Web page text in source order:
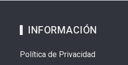
INFORMACIÓN
Política de Privacidad